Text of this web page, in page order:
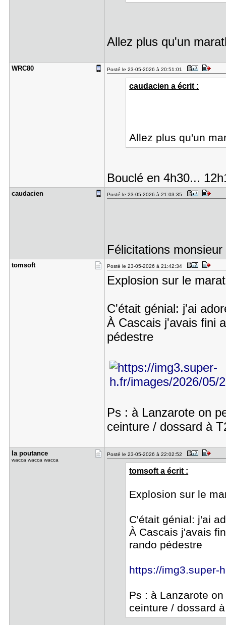
Allez plus qu'un
WRC80 Posté le 23-05-2026 à 20:51:01
caudacien a écrit :
Allez plus qu'un
Bouclé en 4h30...
caudacien Posté le 23-05-2026 à 21:03:35
Félicitations monsieur
tomsoft Posté le 23-05-2026 à 21:42:34
Explosion sur le
C'était génial: j'ai
À Cascais j'avais fini
pédestre
Ps : à Lanzarote on
ceinture / dossard à
la poutanc​e
wacca wacca wacca
Posté le 23-05-2026 à 22:02:52
tomsoft a écrit :
Explosion sur le
C'était génial: j'ai
À Cascais j'avais
rando pédestre
https://img3.super-
Ps : à Lanzarote
ceinture / dossard